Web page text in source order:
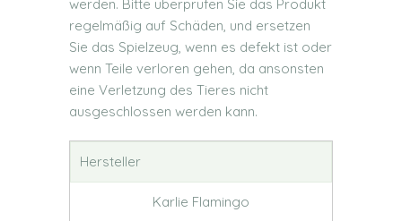
werden. Bitte überprüfen Sie das Produkt
regelmäßig auf Schäden, und ersetzen
Sie das Spielzeug, wenn es defekt ist oder
wenn Teile verloren gehen, da ansonsten
eine Verletzung des Tieres nicht
ausgeschlossen werden kann.
Hersteller
Karlie Flamingo